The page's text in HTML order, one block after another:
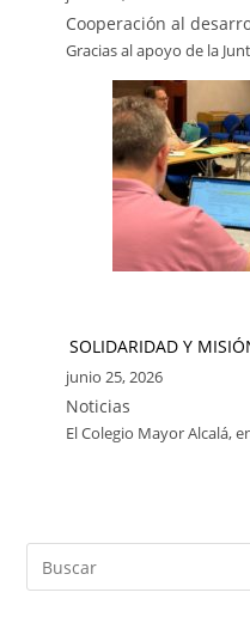
Cooperación al
Gracias al apoyo de la
SOLIDARIDAD Y
junio 25, 2026
Noticias
El Colegio Mayor Alcalá,